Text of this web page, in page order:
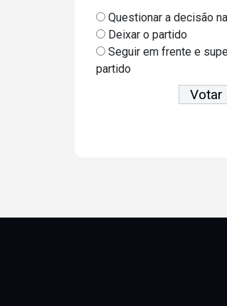
Questionar a decisão
Deixar o partido
Seguir em frente e
partido